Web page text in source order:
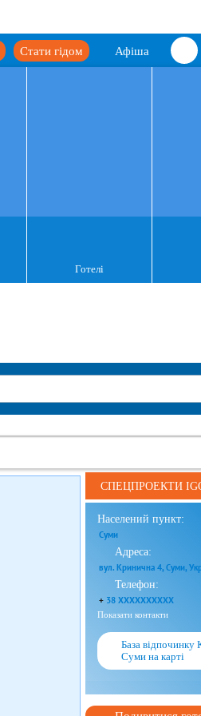
Афіша
Стати гідом
Готелі
СПЕЦПРОЕКТИ
Населений пункт:
Суми
Адреса:
вул. Кринична 4, Суми,
Телефон:
+ 38 XXXXXXXXXX
Показати контакти
База відпочинку
Суми на карті